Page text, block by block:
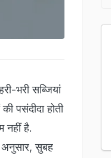
भरी सब्जियां
पसंदीदा होती
नहीं है.
अनुसार, सुबह